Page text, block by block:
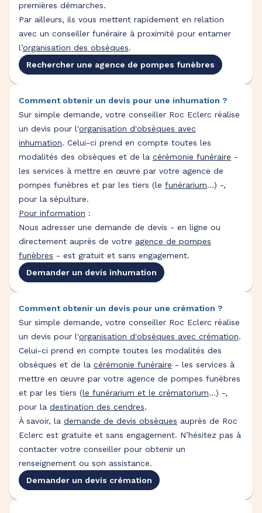
premières démarches.
Par ailleurs, ils vous mettent rapidement en relation
avec un conseiller funéraire à proximité pour entamer
l’organisation des obsèques.
Rechercher une agence de pompes funèbres
Comment obtenir un devis pour une inhumation ?
Sur simple demande, votre conseiller Roc Eclerc réalise
un devis pour l'organisation d'obsèques avec
inhumation. Celui-ci prend en compte toutes les
modalités des obsèques et de la cérémonie funéraire -
les services à mettre en œuvre par votre agence de
pompes funèbres et par les tiers (le funérarium...) -,
pour la sépulture.
Pour information :
Nous adresser une demande de devis - en ligne ou
directement auprès de votre agence de pompes
funèbres - est gratuit et sans engagement.
Demander un devis inhumation
Comment obtenir un devis pour une crémation ?
Sur simple demande, votre conseiller Roc Eclerc réalise
un devis pour l'organisation d'obsèques avec crémation.
Celui-ci prend en compte toutes les modalités des
obsèques et de la cérémonie funéraire - les services à
mettre en œuvre par votre agence de pompes funèbres
et par les tiers (le funérarium et le crématorium...) -,
pour la destination des cendres.
À savoir, la demande de devis obsèques auprès de Roc
Eclerc est gratuite et sans engagement. N’hésitez pas à
contacter votre conseiller pour obtenir un
renseignement ou son assistance.
Demander un devis crémation